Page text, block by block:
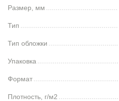
Размер, мм
Тип
Тип обложки
Упаковка
Формат
Плотность, г/м2